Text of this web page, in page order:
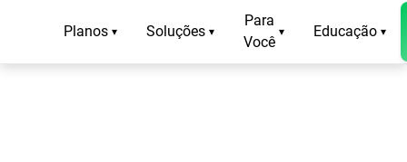
Planos ▾ Soluções ▾
Para
Você
▾ Educação ▾